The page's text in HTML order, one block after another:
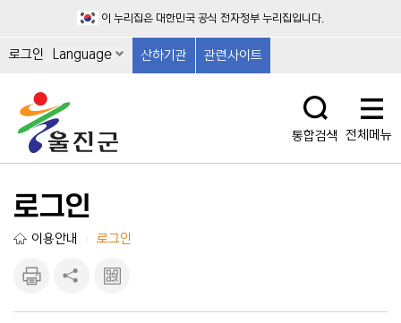
이 누리집은 대한민국 공식 전자정부 누리집입니다.
로그인 Language 산하기관 관련사이트
통합검색 전체메뉴
로그인
이용안내 로그인
기
기
크 보